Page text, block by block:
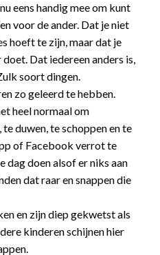
eens handig mee om kunt
voor de ander. Dat je niet
hoeft te zijn, maar dat je
Dat iedereen anders is,
soort dingen.
zo geleerd te hebben.
heel normaal om
duwen, te schoppen en te
of Facebook verrot te
dag doen alsof er niks aan
dat raar en snappen die
en zijn diep gekwetst als
kinderen schijnen hier